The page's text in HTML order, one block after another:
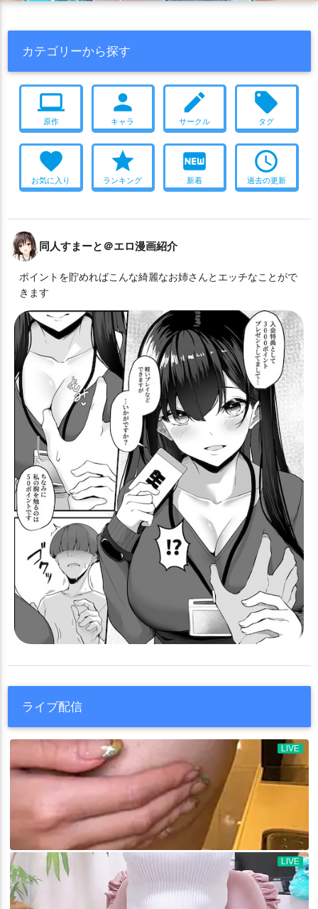
カテゴリーから探す
computer
原作
person
キャラ
create
サークル
local_offer
タグ
favorite
お気に入り
star
ランキング
fiber_new
新着
access_time
過去の更新
同人すまーと＠エロ漫画紹介
ポイントを貯めればこんな綺麗なお姉さんとエッチなことがで
きます
ライブ配信